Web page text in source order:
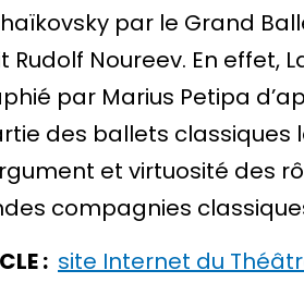
par le Grand
Rudolf Noureev. En effet,
par Marius Petipa
des ballets classiques
et virtuosité des
compagnies
: site Internet du